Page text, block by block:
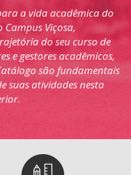
a vida acadêmica do
Viçosa,
do seu curso de
e gestores acadêmicos,
são fundamentais
suas atividades nesta